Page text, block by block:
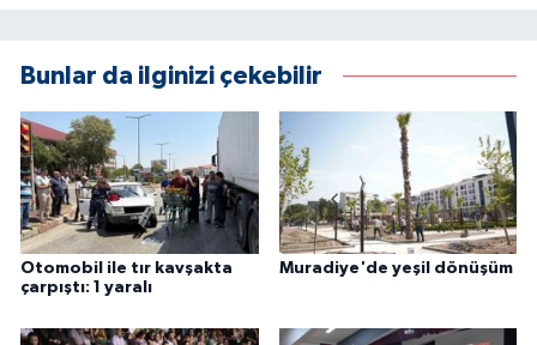
Bunlar da ilginizi çekebilir
Otomobil ile tır kavşakta
çarpıştı: 1 yaralı
Muradiye'de yeşil dönüşüm